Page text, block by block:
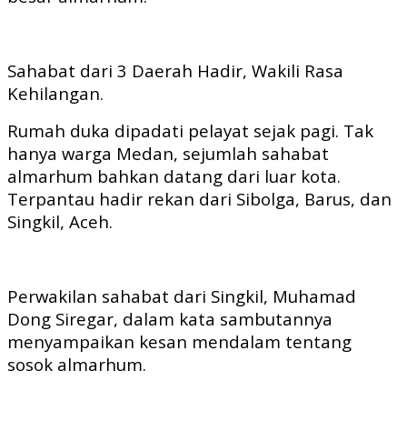
Sahabat dari 3 Daerah Hadir, Wakili Rasa
Kehilangan.
Rumah duka dipadati pelayat sejak pagi. Tak
hanya warga Medan, sejumlah sahabat
almarhum bahkan datang dari luar kota.
Terpantau hadir rekan dari Sibolga, Barus, dan
Singkil, Aceh.
Perwakilan sahabat dari Singkil, Muhamad
Dong Siregar, dalam kata sambutannya
menyampaikan kesan mendalam tentang
sosok almarhum.